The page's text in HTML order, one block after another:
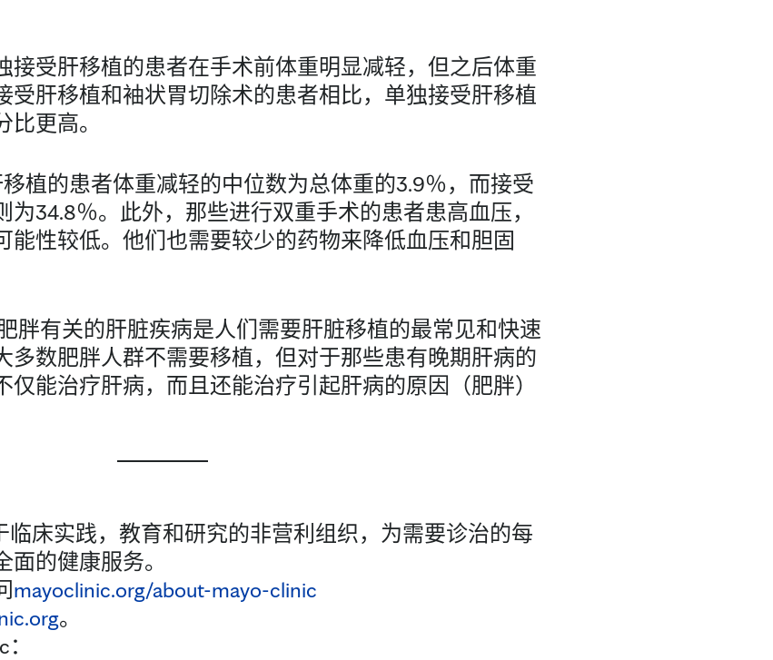
接受肝移植的患者在手术前体重明显减轻，但之后体重
受肝移植和袖状胃切除术的患者相比，单独接受肝移植
更高。
植的患者体重减轻的中位数为总体重的3.9％，而接受
34.8％。此外，那些进行双重手术的患者患高血压，
能性较低。他们也需要较少的药物来降低血压和胆固
胖有关的肝脏疾病是人们需要肝脏移植的最常见和快速
多数肥胖人群不需要移植，但对于那些患有晚期肝病的
仅能治疗肝病，而且还能治疗引起肝病的原因（肥胖）
临床实践，教育和研究的非营利组织，为需要诊治的每
的健康服务。
mayoclinic.org/about-mayo-clinic
。